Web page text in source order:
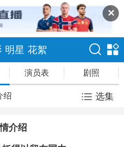
✕
明星 花絮
演员表 剧照
绍 选集
介绍